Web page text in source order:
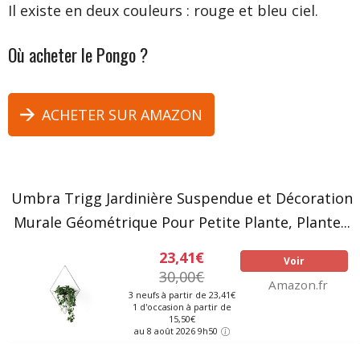
Il existe en deux couleurs : rouge et bleu ciel.
Où acheterle Pongo?
ACHETER SUR AMAZON
Umbra Trigg Jardinière Suspendue et Décoration
Murale Géométrique Pour Petite Plante, Plante...
23,41€
30,00€
3 neufs à partir de 23,41€
1 d'occasion à partir de
15,50€
au 8 août 2026 9h50
Voir
Amazon.fr